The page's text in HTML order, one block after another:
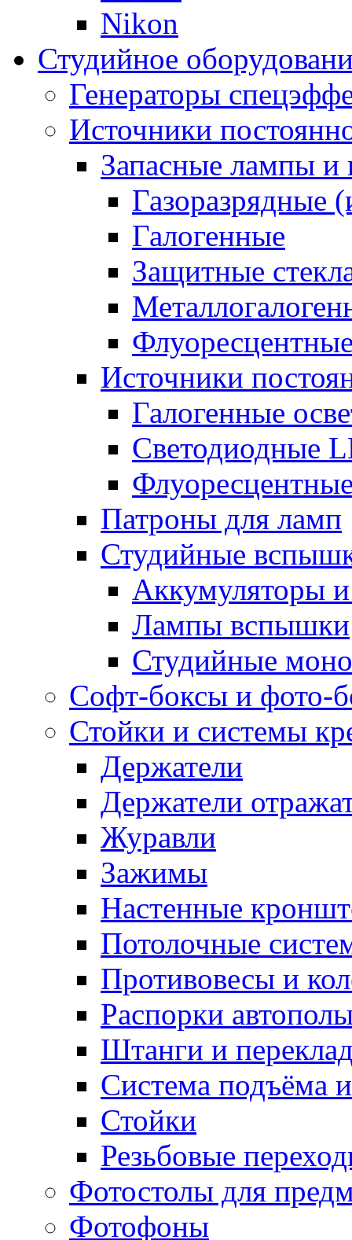
Nikon
Студийное
Генераторы
Источники
Запасные лампы и
Газоразрядные
Галогенные
Защитные
Источники
Галогенные
Светодиодные
Патроны для ламп
Студийные
Аккумуляторы
Лампы вспышки
Студийные
Софт-боксы и фото-
Стойки и системы
Держатели
Держатели
Журавли
Зажимы
Настенные
Потолочные
Противовесы и
Распорки
Штанги и
Система подъёма
Стойки
Резьбовые
Фотостолы для
Фотофоны